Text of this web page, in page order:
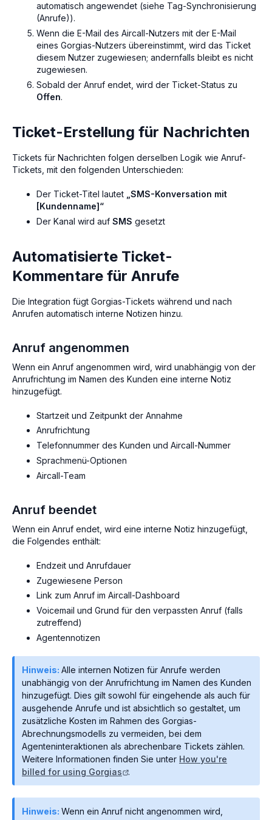
automatisch angewendet (siehe Tag-Synchronisierung
(Anrufe)).
Wenn die E-Mail des Aircall-Nutzers mit der E-Mail
eines Gorgias-Nutzers übereinstimmt, wird das Ticket
diesem Nutzer zugewiesen; andernfalls bleibt es nicht
zugewiesen.
Sobald der Anruf endet, wird der Ticket-Status zu
Offen.
Ticket-Erstellung für Nachrichten
Tickets für Nachrichten folgen derselben Logik wie Anruf-
Tickets, mit den folgenden Unterschieden:
Der Ticket-Titel lautet
„SMS-Konversation mit
[Kundenname]“
Der Kanal wird auf SMS gesetzt
Automatisierte Ticket-
Kommentare für Anrufe
Die Integration fügt Gorgias-Tickets während und nach
Anrufen automatisch interne Notizen hinzu.
Anruf angenommen
Wenn ein Anruf angenommen wird, wird unabhängig von der
Anrufrichtung im Namen des Kunden eine interne Notiz
hinzugefügt.
Startzeit und Zeitpunkt der Annahme
Anrufrichtung
Telefonnummer des Kunden und Aircall-Nummer
Sprachmenü-Optionen
Aircall-Team
Anruf beendet
Wenn ein Anruf endet, wird eine interne Notiz hinzugefügt,
die Folgendes enthält:
Endzeit und Anrufdauer
Zugewiesene Person
Link zum Anruf im Aircall-Dashboard
Voicemail und Grund für den verpassten Anruf (falls
zutreffend)
Agentennotizen
Hinweis: Alle internen Notizen für Anrufe werden
unabhängig von der Anrufrichtung im Namen des Kunden
hinzugefügt. Dies gilt sowohl für eingehende als auch für
ausgehende Anrufe und ist absichtlich so gestaltet, um
zusätzliche Kosten im Rahmen des Gorgias-
Abrechnungsmodells zu vermeiden, bei dem
Agenteninteraktionen als abrechenbare Tickets zählen.
Weitere Informationen finden Sie unter How you're
billed for using Gorgias
.
Hinweis: Wenn ein Anruf nicht angenommen wird,